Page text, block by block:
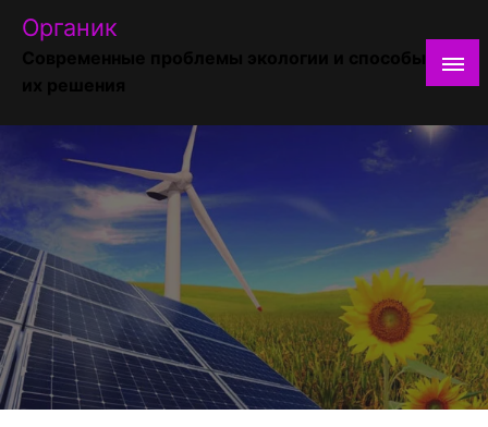
SkipОрганик